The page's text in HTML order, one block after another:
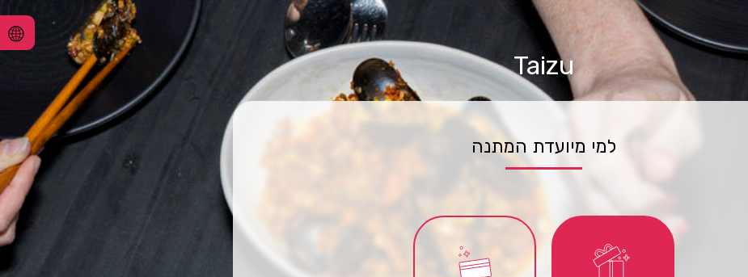
Taizu
למי מיועדת המתנה